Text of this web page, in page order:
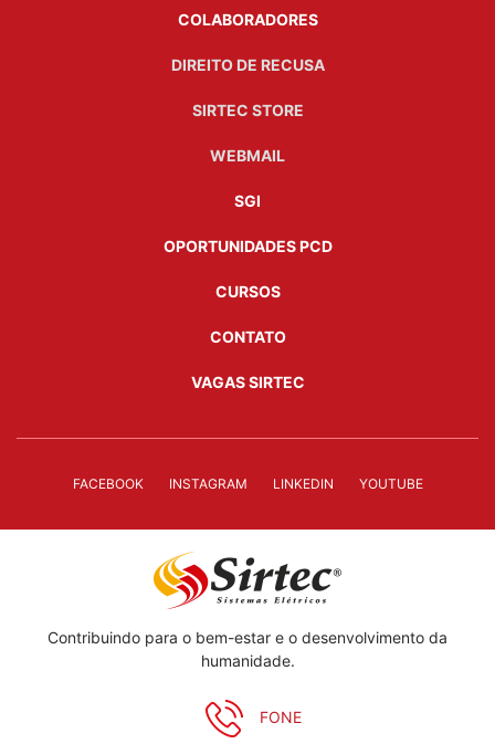
COLABORADORES
DIREITO DE RECUSA
SIRTEC STORE
WEBMAIL
SGI
OPORTUNIDADES PCD
CURSOS
CONTATO
VAGAS SIRTEC
FACEBOOK INSTAGRAM LINKEDIN YOUTUBE
Contribuindo para o bem-estar e o desenvolvimento da
humanidade.
FONE